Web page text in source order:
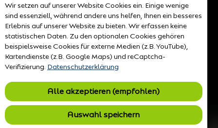
Wir setzen auf unserer Website Cookies ein. Einige wenige
sind essenziell, während andere uns helfen, Ihnen ein besseres
Erlebnis auf unserer Website zu bieten. Wir erfassen keine
statistischen Daten. Zu den optionalen Cookies gehören
beispielsweise Cookies für externe Medien (z.B. YouTube),
Kartendienste (z.B. Google Maps) und reCaptcha-
Verifizierung. Datenschutzerklärung
Alle akzeptieren (empfohlen)
Auswahl speichern